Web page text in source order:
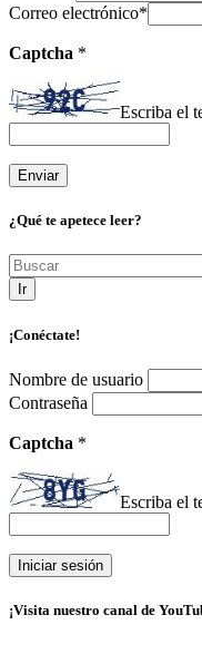
Correo electrónico*
Captcha *
Escriba el
¿Qué te apetece leer?
Ir
¡Conéctate!
Nombre de usuario
Contraseña
Captcha *
Escriba el
¡Visita nuestro canal de